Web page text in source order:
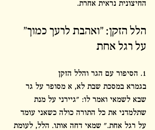
החיצונית נראית אחרת.
הלל הזקן: "ואהבת לרעך כמוך"
על רגל אחת
1. הסיפור עם הגר והלל הזקן
בגמרא במסכת שבת לא, א מסופר על גר
שבא לשמאי ואמר לו: "גיירני על מנת
שתלמדני את כל התורה כולה כשאני עומד
על רגל אחת." שמאי דחה אותו. הלל, לעומת